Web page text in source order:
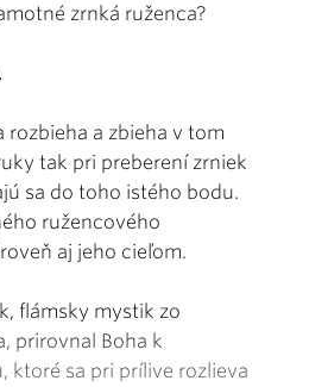
zrnká ruženca?
rozbieha a zbieha v tom
tak pri preberení zrniek
sa do toho istého bodu.
ružencového
aj jeho cieľom.
flámsky mystik zo
prirovnal Boha k
ktoré sa pri prílive rozlieva